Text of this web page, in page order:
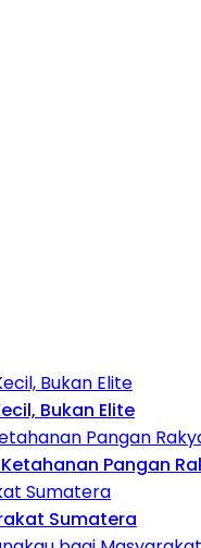
Bukan Elite
Pangan
Sumatera